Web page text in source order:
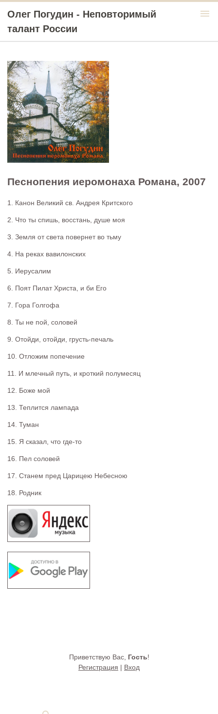
Олег Погудин - Неповторимый
талант России
menu
Песнопения иеромонаха Романа, 2007
1. Канон Великий св. Андрея Критского
2. Что ты спишь, восстань, душе моя
3. Земля от света повернет во тьму
4. На реках вавилонских
5. Иерусалим
6. Поят Пилат Христа, и би Его
7. Гора Голгофа
8. Ты не пой, соловей
9. Отойди, отойди, грусть-печаль
10. Отложим попечение
11. И млечный путь, и кроткий полумесяц
12. Боже мой
13. Теплится лампада
14. Туман
15. Я сказал, что где-то
16. Пел соловей
17. Станем пред Царицею Небесною
18. Родник
Приветствую Вас, Гость!
Регистрация | Вход